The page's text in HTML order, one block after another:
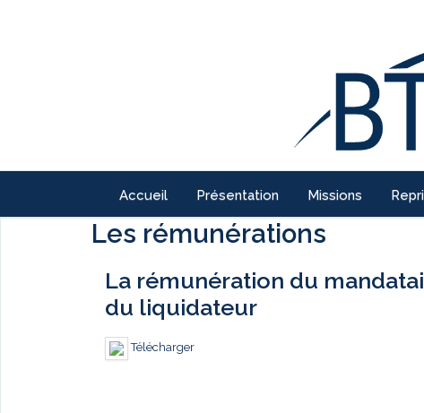
Accueil Présentation Missions
Les rémunérations
La rémunération du
du liquidateur
Télécharger